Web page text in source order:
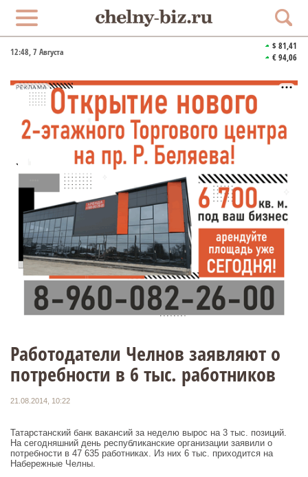
12:48, 7 Августа
$ 81,41
€ 94,06
РЕКЛАМА
Работодатели Челнов заявляют о
потребности в 6 тыс. работников
21.08.2014, 10:22
Татарстанский банк вакансий за неделю вырос на 3 тыс. позиций.
На сегодняшний день республиканские организации заявили о
потребности в 47 635 работниках. Из них 6 тыс. приходится на
Набережные Челны.